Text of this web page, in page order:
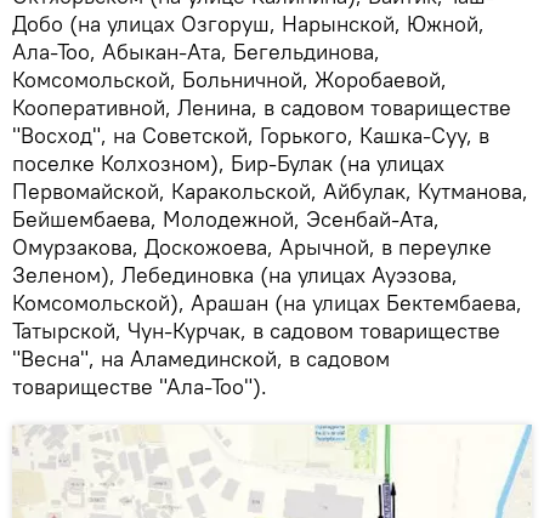
Добо (на улицах Озгоруш, Нарынской, Южной,
Ала-Тоо, Абыкан-Ата, Бегельдинова,
Комсомольской, Больничной, Жоробаевой,
Кооперативной, Ленина, в садовом товариществе
"Восход", на Советской, Горького, Кашка-Суу, в
поселке Колхозном), Бир-Булак (на улицах
Первомайской, Каракольской, Айбулак, Кутманова,
Бейшембаева, Молодежной, Эсенбай-Ата,
Омурзакова, Доскожоева, Арычной, в переулке
Зеленом), Лебединовка (на улицах Ауэзова,
Комсомольской), Арашан (на улицах Бектембаева,
Татырской, Чун-Курчак, в садовом товариществе
"Весна", на Аламединской, в садовом
товариществе "Ала-Тоо").